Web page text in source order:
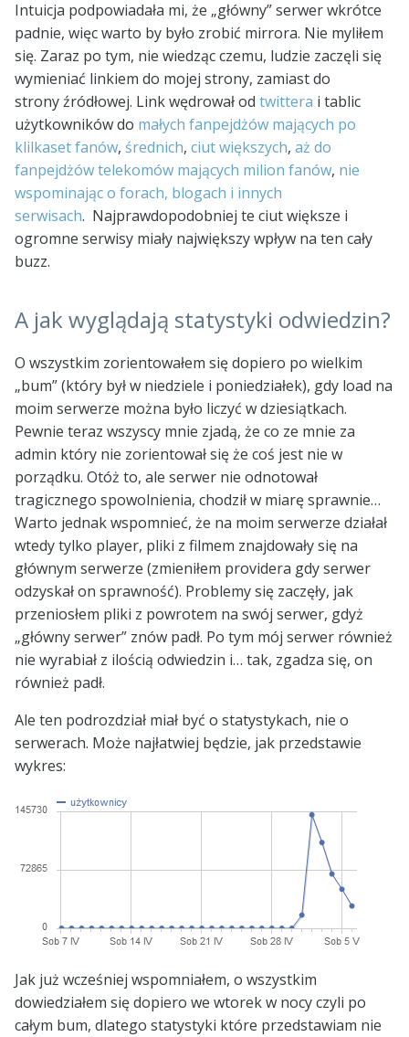
Intuicja podpowiadała mi, że „główny” serwer wkrótce
padnie, więc warto by było zrobić mirrora. Nie myliłem
się. Zaraz po tym, nie wiedząc czemu, ludzie zaczęli się
wymieniać linkiem do mojej strony, zamiast do
strony źródłowej. Link wędrował od twittera i tablic
użytkowników do małych fanpejdżów mających po
klilkaset fanów, średnich, ciut większych, aż do
fanpejdżów telekomów mających milion fanów, nie
wspominając o forach, blogach i innych
serwisach. Najprawdopodobniej te ciut większe i
ogromne serwisy miały największy wpływ na ten cały
buzz.
A jak wyglądają statystyki odwiedzin?
O wszystkim zorientowałem się dopiero po wielkim
„bum” (który był w niedziele i poniedziałek), gdy load na
moim serwerze można było liczyć w dziesiątkach.
Pewnie teraz wszyscy mnie zjadą, że co ze mnie za
admin który nie zorientował się że coś jest nie w
porządku. Otóż to, ale serwer nie odnotował
tragicznego spowolnienia, chodził w miarę sprawnie…
Warto jednak wspomnieć, że na moim serwerze działał
wtedy tylko player, pliki z filmem znajdowały się na
głównym serwerze (zmieniłem providera gdy serwer
odzyskał on sprawność). Problemy się zaczęły, jak
przeniosłem pliki z powrotem na swój serwer, gdyż
„główny serwer” znów padł. Po tym mój serwer również
nie wyrabiał z ilością odwiedzin i… tak, zgadza się, on
również padł.
Ale ten podrozdział miał być o statystykach, nie o
serwerach. Może najłatwiej będzie, jak przedstawie
wykres:
Jak już wcześniej wspomniałem, o wszystkim
dowiedziałem się dopiero we wtorek w nocy czyli po
całym bum, dlatego statystyki które przedstawiam nie